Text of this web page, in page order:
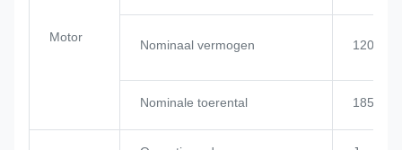
Motor
Nominaal vermogen 120 kW
Nominale toerental 1850